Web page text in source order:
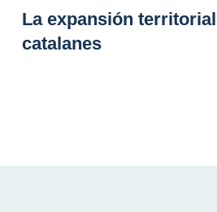
La expansión
catalanes